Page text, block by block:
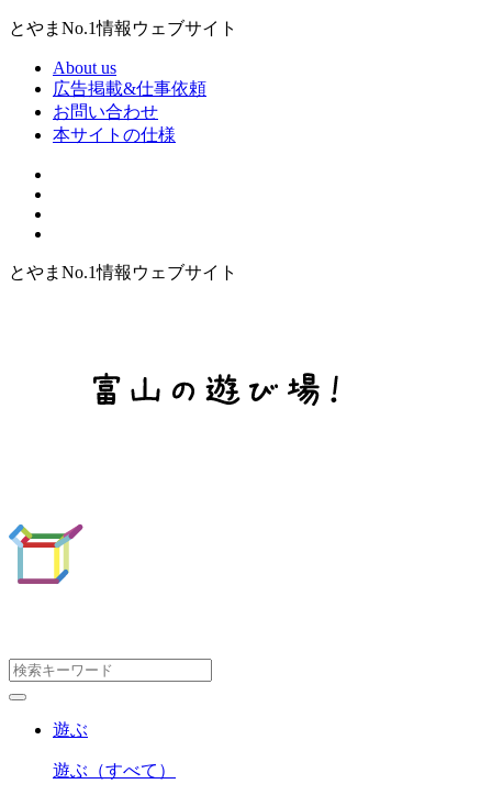
とやまNo.1情報ウェブサイト
About us
広告掲載&仕事依頼
お問い合わせ
本サイトの仕様
とやまNo.1情報ウェブサイト
遊ぶ
遊ぶ （すべて）